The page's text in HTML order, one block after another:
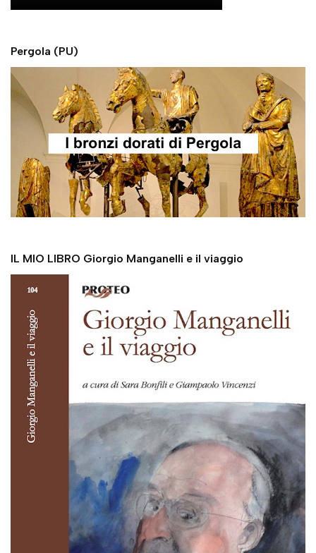
Pergola (PU)
IL MIO LIBRO Giorgio Manganelli e il viaggio